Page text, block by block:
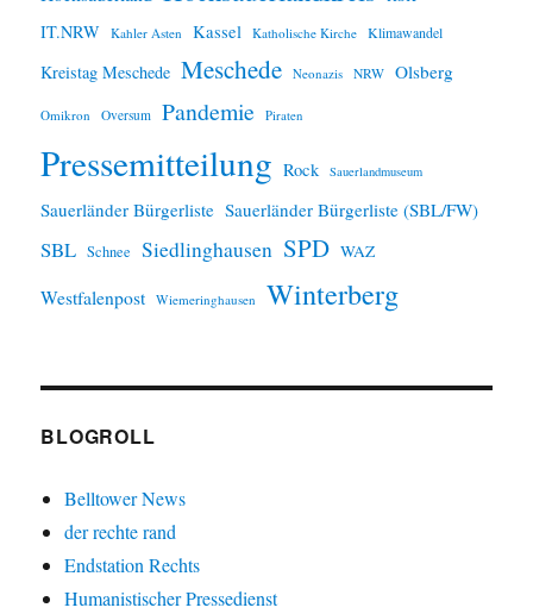
IT.NRW Kahler Asten Kassel Katholische Kirche Klimawandel
Kreistag Meschede Meschede Neonazis NRW Olsberg
Omikron Oversum Pandemie Piraten
Pressemitteilung Rock Sauerlandmuseum
Sauerländer Bürgerliste Sauerländer Bürgerliste (SBL/FW)
SBL Schnee Siedlinghausen SPD WAZ
Westfalenpost Wiemeringhausen Winterberg
BLOGROLL
Belltower News
der rechte rand
Endstation Rechts
Humanistischer Pressedienst